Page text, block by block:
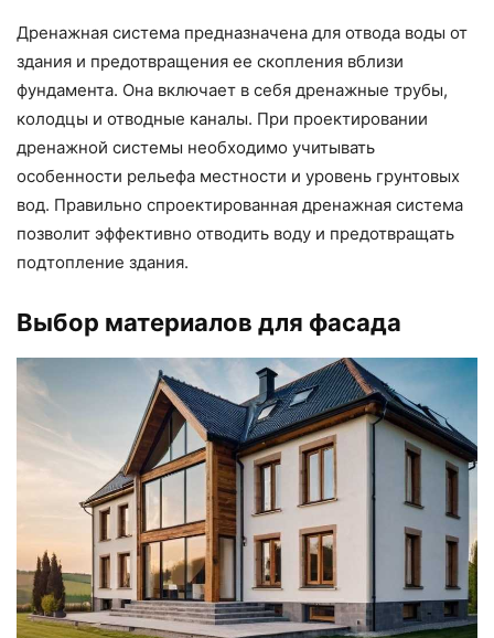
Дренажная система предназначена для отвода воды от
здания и предотвращения ее скопления вблизи
фундамента. Она включает в себя дренажные трубы,
колодцы и отводные каналы. При проектировании
дренажной системы необходимо учитывать
особенности рельефа местности и уровень грунтовых
вод. Правильно спроектированная дренажная система
позволит эффективно отводить воду и предотвращать
подтопление здания.
Выбор материалов для фасада